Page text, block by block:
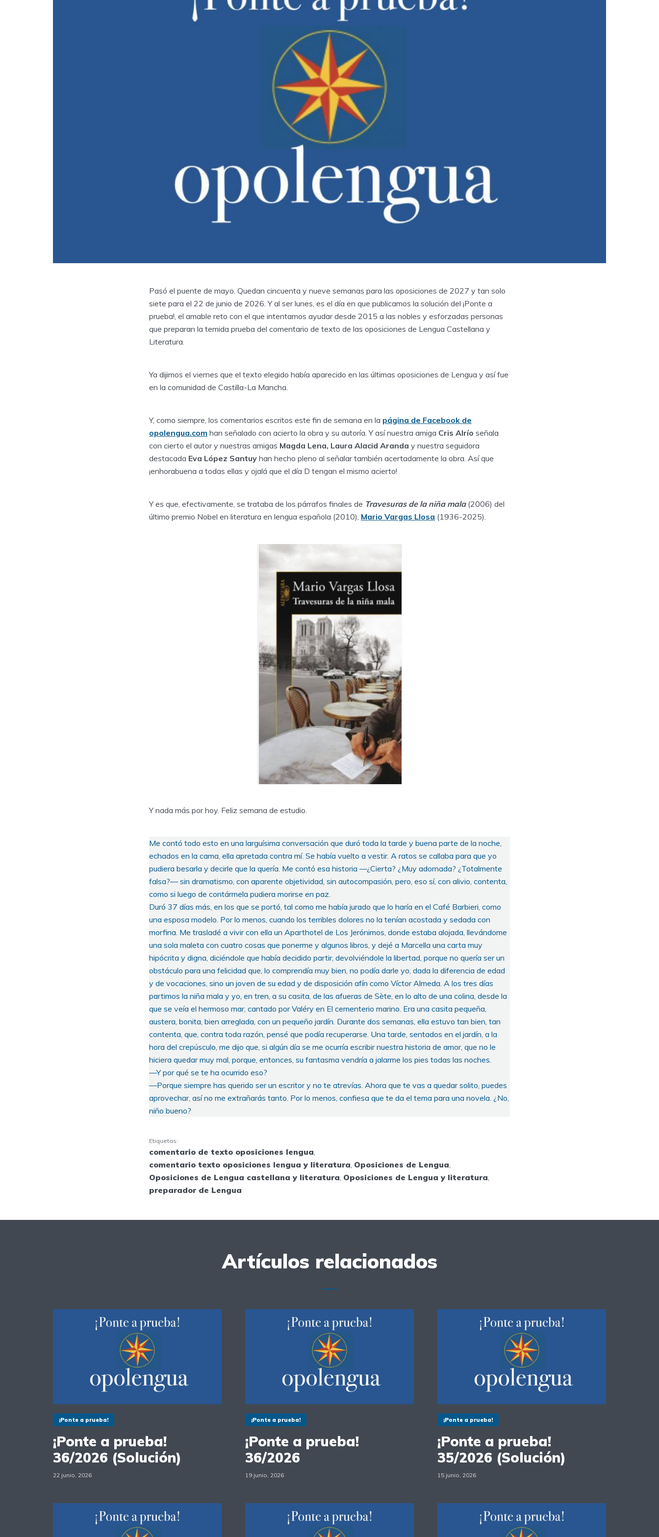
Pasó el puente de mayo. Quedan cincuenta y nueve semanas para las oposiciones de 2027 y tan solo
siete para el 22 de junio de 2026. Y al ser lunes, es el día en que publicamos la solución del ¡Ponte a
prueba!, el amable reto con el que intentamos ayudar desde 2015 a las nobles y esforzadas personas
que preparan la temida prueba del comentario de texto de las oposiciones de Lengua Castellana y
Literatura.
Ya dijimos el viernes que el texto elegido había aparecido en las últimas oposiciones de Lengua y así fue
en la comunidad de Castilla-La Mancha.
Y, como siempre, los comentarios escritos este fin de semana en la página de Facebook de
opolengua.com han señalado con acierto la obra y su autoría. Y así nuestra amiga Cris Alrío señala
con cierto el autor y nuestras amigas Magda Lena, Laura Alacid Aranda y nuestra seguidora
destacada Eva López Santuy han hecho pleno al señalar también acertadamente la obra. Así que
¡enhorabuena a todas ellas y ojalá que el día D tengan el mismo acierto!
Y es que, efectivamente, se trataba de los párrafos finales de Travesuras de la niña mala(2006) del
último premio Nobel en literatura en lengua española (2010), Mario Vargas Llosa (1936-2025).
Y nada más por hoy. Feliz semana de estudio.
Me contó todo esto en una larguísima conversación que duró toda la tarde y buena parte de la noche,
echados en la cama, ella apretada contra mí. Se había vuelto a vestir. A ratos se callaba para que yo
pudiera besarla y decirle que la quería. Me contó esa historia —¿Cierta? ¿Muy adornada? ¿Totalmente
falsa?— sin dramatismo, con aparente objetividad, sin autocompasión, pero, eso sí, con alivio, contenta,
como si luego de contármela pudiera morirse en paz.
Duró 37 días más, en los que se portó, tal como me había jurado que lo haría en el Café Barbieri, como
una esposa modelo. Por lo menos, cuando los terribles dolores no la tenían acostada y sedada con
morfina. Me trasladé a vivir con ella un Aparthotel de Los Jerónimos, donde estaba alojada, llevándome
una sola maleta con cuatro cosas que ponerme y algunos libros, y dejé a Marcella una carta muy
hipócrita y digna, diciéndole que había decidido partir, devolviéndole la libertad, porque no quería ser un
obstáculo para una felicidad que, lo comprendía muy bien, no podía darle yo, dada la diferencia de edad
y de vocaciones, sino un joven de su edad y de disposición afín como Víctor Almeda. A los tres días
partimos la niña mala y yo, en tren, a su casita, de las afueras de Sète, en lo alto de una colina, desde la
que se veía el hermoso mar, cantado por Valéry en El cementerio marino. Era una casita pequeña,
austera, bonita, bien arreglada, con un pequeño jardín. Durante dos semanas, ella estuvo tan bien, tan
contenta, que, contra toda razón, pensé que podía recuperarse. Una tarde, sentados en el jardín, a la
hora del crepúsculo, me dijo que, si algún día se me ocurría escribir nuestra historia de amor, que no le
hiciera quedar muy mal, porque, entonces, su fantasma vendría a jalarme los pies todas las noches.
—Y por qué se te ha ocurrido eso?
—Porque siempre has querido ser un escritor y no te atrevías. Ahora que te vas a quedar solito, puedes
aprovechar, así no me extrañarás tanto. Por lo menos, confiesa que te da el tema para una novela. ¿No,
niño bueno?
Etiquetas:
comentario de texto oposiciones lengua
comentario texto oposiciones lengua y literatura Oposiciones de Lengua
Oposiciones de Lengua castellana y literatura Oposiciones de Lengua y literatura
preparador de Lengua
Artículos relacionados
¡Ponte a prueba!
¡Ponte a prueba!
36/2026 (Solución)
22 junio, 2026
¡Ponte a prueba!
¡Ponte a prueba!
36/2026
19 junio, 2026
¡Ponte a prueba!
¡Ponte a prueba!
35/2026 (Solución)
15 junio, 2026